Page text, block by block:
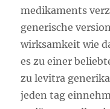
medikaments
generische
wirksamkeit wie
es zu einer
zu levitra
jeden tag